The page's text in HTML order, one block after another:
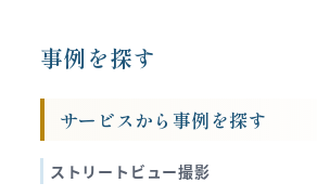
事例を探す
サービスから事例を探す
ストリートビュー撮影